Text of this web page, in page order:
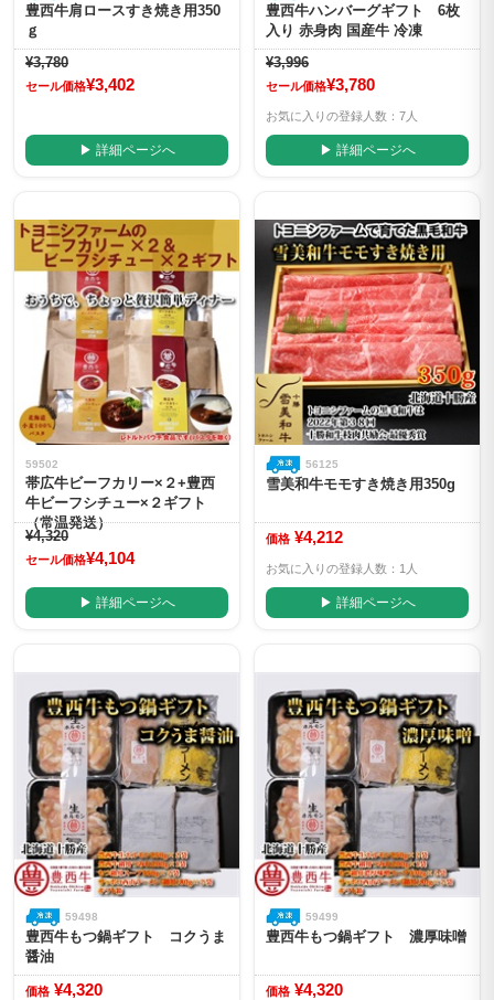
豊西牛肩ロースすき焼き用350
ｇ
¥3,780
セール価格¥3,402
▶ 詳細ページへ
豊西牛ハンバーグギフト 6枚
入り 赤身肉 国産牛 冷凍
¥3,996
セール価格¥3,780
お気に入りの登録人数：7人
▶ 詳細ページへ
59502
帯広牛ビーフカリー×２+豊西
牛ビーフシチュー×２ギフト
（常温発送）
¥4,320
セール価格¥4,104
▶ 詳細ページへ
56125
雪美和牛モモすき焼き用350g
価格 ¥4,212
お気に入りの登録人数：1人
▶ 詳細ページへ
59498
豊西牛もつ鍋ギフト コクうま
醤油
価格 ¥4,320
59499
豊西牛もつ鍋ギフト 濃厚味噌
価格 ¥4,320